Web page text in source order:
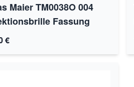
Maier TM0038O 004
Fassung
€